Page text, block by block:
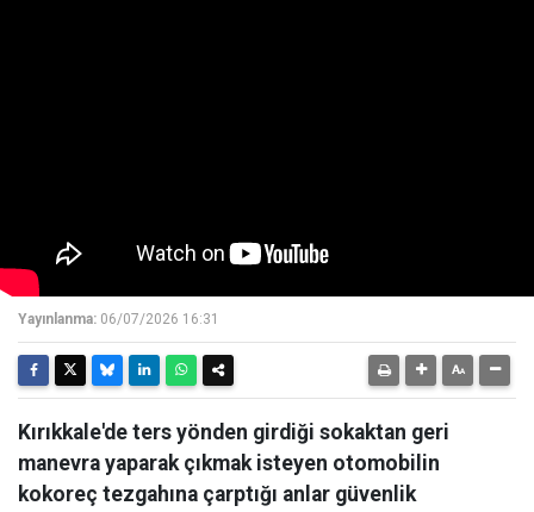
Yayınlanma: 06/07/2026 16:31
Kırıkkale'de ters yönden girdiği sokaktan geri
manevra yaparak çıkmak isteyen otomobilin
kokoreç tezgahına çarptığı anlar güvenlik